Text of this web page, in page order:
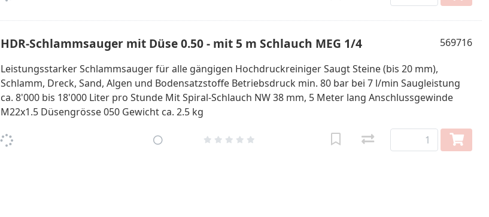
569716
HDR-Schlammsauger mit Düse 0.50 - mit 5 m Schlauch MEG 1/4
Leistungsstarker Schlammsauger für alle gängigen Hochdruckreiniger Saugt Steine (bis 20 mm),
Schlamm, Dreck, Sand, Algen und Bodensatzstoffe Betriebsdruck min. 80 bar bei 7 l/min Saugleistung
ca. 8'000 bis 18'000 Liter pro Stunde Mit Spiral-Schlauch NW 38 mm, 5 Meter lang Anschlussgewinde
M22x1.5 Düsengrösse 050 Gewicht ca. 2.5 kg